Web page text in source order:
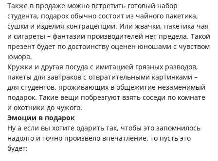
Также в продаже можно встретить готовый набор
студента, подарок обычно состоит из чайного пакетика,
сушки и изделия контрацепции. Или жвачки, пакетика чая
и сигареты – фантазии производителей нет предела. Такой
презент будет по достоинству оценен юношами с чувством
юмора.
Кружки и другая посуда с имитацией грязных разводов,
пакеты для завтраков с отвратительными картинками –
для студентов, проживающих в общежитие незаменимый
подарок. Такие вещи побрезгуют взять соседи по комнате
и охотники до чужого.
Эмоции в подарок
Ну а если вы хотите одарить так, чтобы это запомнилось
надолго и точно произвело впечатление, то пусть это
будет: